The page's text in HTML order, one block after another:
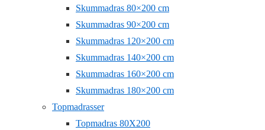
Skummadras 80×200 cm
Skummadras 90×200 cm
Skummadras 120×200 cm
Skummadras 140×200 cm
Skummadras 160×200 cm
Skummadras 180×200 cm
Topmadrasser
Topmadras 80X200